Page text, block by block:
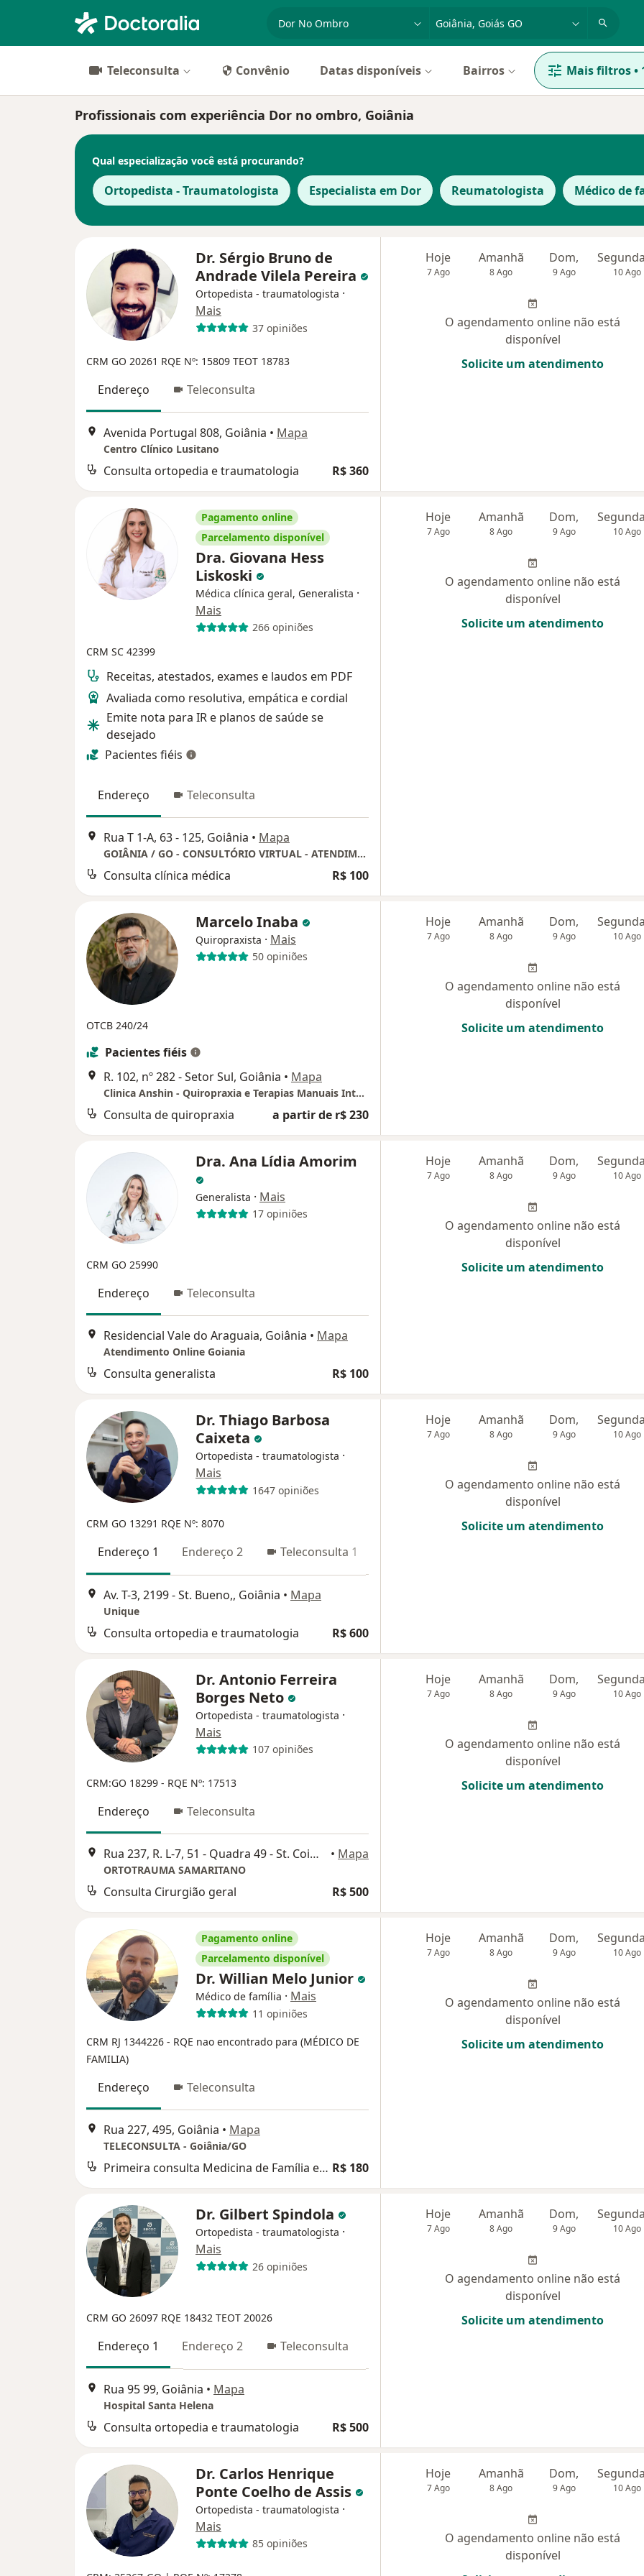
cidade ou região
Teleconsulta Convênio Datas disponíveis Bairros Mais filtros•
Profissionais com experiência Dor no ombro, Goiânia
Qual especialização você está procurando?
Ortopedista - Traumatologista Especialista em Dor Reumatologista Médico de
Dr. Sérgio Bruno de
Andrade Vilela Pereira
Ortopedista - traumatologista ·
Mais
37 opiniões
CRM GO 20261 RQE Nº: 15809 TEOT 18783
Endereço Teleconsulta
Avenida Portugal 808, Goiânia • Mapa
Centro Clínico Lusitano
Consulta ortopedia e traumatologia R$ 360
Hoje
7 Ago
Amanhã
8 Ago
Dom,
9 Ago 10 Ago
O agendamento online não está
disponível
Solicite um atendimento
Pagamento online
Parcelamento disponível
Dra. Giovana Hess
Liskoski
Médica clínica geral, Generalista ·
Mais
266 opiniões
CRM SC 42399
Receitas, atestados, exames e laudos em PDF
Avaliada como resolutiva, empática e cordial
Emite nota para IR e planos de saúde se
desejado
Pacientes fiéis
Endereço Teleconsulta
Rua T 1-A, 63 - 125, Goiânia • Mapa
GOIÂNIA / GO - CONSULTÓRIO VIRTUAL - ATENDIMENTO EXCLUSIVAMENTE ONLINE
Consulta clínica médica R$ 100
Hoje
7 Ago
Amanhã
8 Ago
Dom,
9 Ago 10 Ago
O agendamento online não está
disponível
Solicite um atendimento
Marcelo Inaba
Quiropraxista · Mais
50 opiniões
OTCB 240/24
Pacientes fiéis
R. 102, nº 282 - Setor Sul, Goiânia • Mapa
Clinica Anshin - Quiropraxia e Terapias Manuais Integrativas
Consulta de quiropraxia a partir de r$ 230
Hoje
7 Ago
Amanhã
8 Ago
Dom,
9 Ago 10 Ago
O agendamento online não está
disponível
Solicite um atendimento
Dra. Ana Lídia Amorim
Generalista · Mais
17 opiniões
CRM GO 25990
Endereço Teleconsulta
Residencial Vale do Araguaia, Goiânia • Mapa
Atendimento Online Goiania
Consulta generalista R$ 100
Hoje
7 Ago
Amanhã
8 Ago
Dom,
9 Ago 10 Ago
O agendamento online não está
disponível
Solicite um atendimento
Dr. Thiago Barbosa
Caixeta
Ortopedista - traumatologista ·
Mais
1647 opiniões
CRM GO 13291 RQE Nº: 8070
Endereço 1 Endereço 2 Teleconsulta 1
Av. T-3, 2199 - St. Bueno,, Goiânia • Mapa
Unique
Consulta ortopedia e traumatologia R$ 600
Hoje
7 Ago
Amanhã
8 Ago
Dom,
9 Ago 10 Ago
O agendamento online não está
disponível
Solicite um atendimento
Dr. Antonio Ferreira
Borges Neto
Ortopedista - traumatologista ·
Mais
107 opiniões
CRM:GO 18299 - RQE Nº: 17513
Endereço Teleconsulta
Rua 237, R. L-7, 51 - Quadra 49 - St. Coimbra, Goiânia • Mapa
ORTOTRAUMA SAMARITANO
Consulta Cirurgião geral R$ 500
Hoje
7 Ago
Amanhã
8 Ago
Dom,
9 Ago 10 Ago
O agendamento online não está
disponível
Solicite um atendimento
Pagamento online
Parcelamento disponível
Dr. Willian Melo Junior
Médico de família · Mais
11 opiniões
CRM RJ 1344226 - RQE nao encontrado para (MÉDICO DE
FAMILIA)
Endereço Teleconsulta
Rua 227, 495, Goiânia • Mapa
TELECONSULTA - Goiânia/GO
Primeira consulta Medicina de Família e Comunidade R$ 180
Hoje
7 Ago
Amanhã
8 Ago
Dom,
9 Ago 10 Ago
O agendamento online não está
disponível
Solicite um atendimento
Dr. Gilbert Spindola
Ortopedista - traumatologista ·
Mais
26 opiniões
CRM GO 26097 RQE 18432 TEOT 20026
Endereço 1 Endereço 2 Teleconsulta
Rua 95 99, Goiânia • Mapa
Hospital Santa Helena
Consulta ortopedia e traumatologia R$ 500
Hoje
7 Ago
Amanhã
8 Ago
Dom,
9 Ago 10 Ago
O agendamento online não está
disponível
Solicite um atendimento
Dr. Carlos Henrique
Ponte Coelho de Assis
Ortopedista - traumatologista ·
Mais
85 opiniões
Hoje
7 Ago
Amanhã
8 Ago
Dom,
9 Ago 10 Ago
O agendamento online não está
disponível